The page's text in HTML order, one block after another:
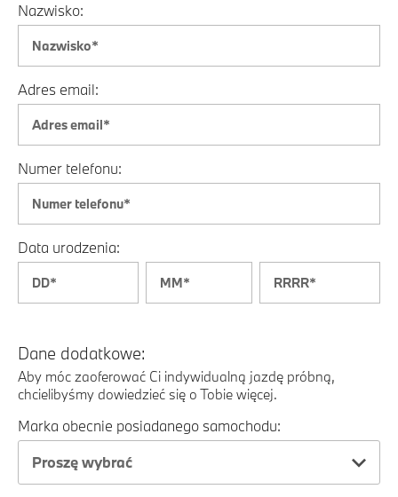
Nazwisko:
Adres email:
Numer telefonu:
Data urodzenia:
Dane dodatkowe:
Aby móc zaoferować Ci indywidualną jazdę próbną,
chcielibyśmy dowiedzieć się o Tobie więcej.
Marka obecnie posiadanego samochodu:
Proszę wybrać